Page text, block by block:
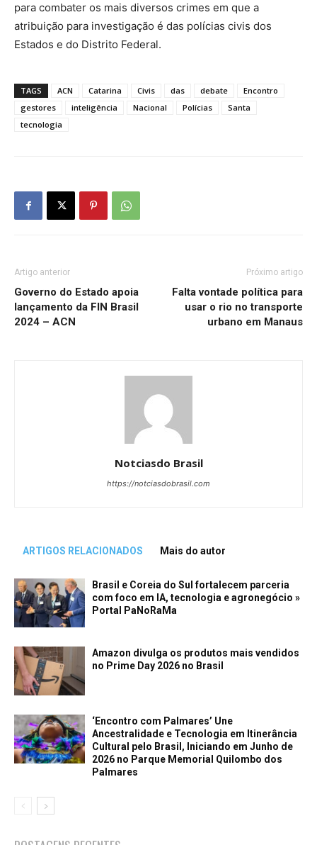
para combater os mais diversos crimes em que a
atribuição para investigação é das polícias civis dos
Estados e do Distrito Federal.
TAGS ACN Catarina Civis das debate
Encontro
gestores
inteligência Nacional Polícias
Santa
tecnologia
Artigo anterior
Governo do Estado apoia
lançamento da FIN Brasil
2024 – ACN
Próximo artigo
Falta vontade política para
usar o rio no transporte
urbano em Manaus
Notciasdo Brasil
https://notciasdobrasil.com
ARTIGOS RELACIONADOS Mais do autor
Brasil e Coreia do Sul fortalecem parceria
com foco em IA, tecnologia e agronegócio »
Portal PaNoRaMa
Amazon divulga os produtos mais vendidos
no Prime Day 2026 no Brasil
‘Encontro com Palmares’ Une
Ancestralidade e Tecnologia em Itinerância
Cultural pelo Brasil, Iniciando em Junho de
2026 no Parque Memorial Quilombo dos
Palmares